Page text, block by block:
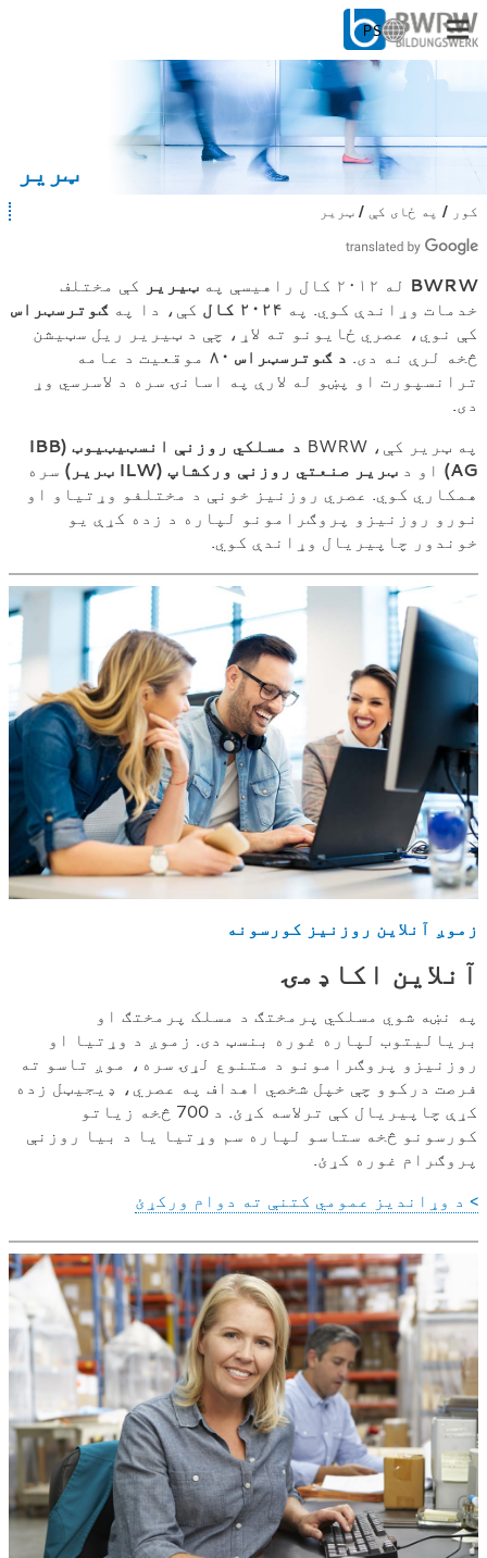
ژ
ب
و
ک
ئ
:
PS
ټریر
د خلکو لپاره
د شرکتونو لپاره
زموږ څخه
کار کول
ت
س
د
ل
ت
ی
ا
س
کور په ځای کې ټریر
BWRW له ۲۰۱۲ کال راهیسې په ټیریر کې مختلف
خدمات وړاندې کوي. په ۲۰۲۴ کال کې، دا په ګوترسټراس
کې نوي، عصري ځایونو ته لاړ، چې د ټیریر ریل سټیشن
څخه لرې نه دی. د ګوترسټراس ۸۰
موقعیت د عامه
ترانسپورت او پښو له لارې په اسانۍ سره د لاسرسي وړ
دی.
په ټریر کې، BWRW
د مسلکي روزنې انسټیټیوټ (IBB
AG)
او د ټریر صنعتي روزنې ورکشاپ (ILW ټریر)
سره
همکاري کوي. عصري روزنیز خونې د مختلفو وړتیاو او
نورو روزنیزو پروګرامونو لپاره د زده کړې یو
خوندور چاپیریال وړاندې کوي.
زموږ آنلاین روزنیز کورسونه
آنلاین اکاډمۍ
په نښه شوي مسلکي پرمختګ د مسلک پرمختګ او
بریالیتوب لپاره غوره بنسټ دی. زموږ د وړتیا او
روزنیزو پروګرامونو د متنوع لړۍ سره، موږ تاسو ته
فرصت درکوو چې خپل شخصي اهداف په عصري، ډیجیټل زده
کړې چاپیریال کې ترلاسه کړئ. د 700 څخه زیاتو
کورسونو څخه ستاسو لپاره سم وړتیا یا د بیا روزنې
پروګرام غوره کړئ.
> د وړاندیز عمومي کتنې ته دوام ورکړئ